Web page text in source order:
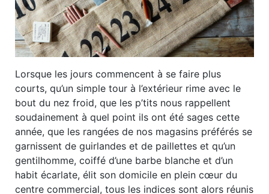
Lorsque les jours commencent à se faire plus
courts, qu’un simple tour à l’extérieur rime avec le
bout du nez froid, que les p’tits nous rappellent
soudainement à quel point ils ont été sages cette
année, que les rangées de nos magasins préférés se
garnissent de guirlandes et de paillettes et qu’un
gentilhomme, coiffé d’une barbe blanche et d’un
habit écarlate, élit son domicile en plein cœur du
centre commercial, tous les indices sont alors réunis